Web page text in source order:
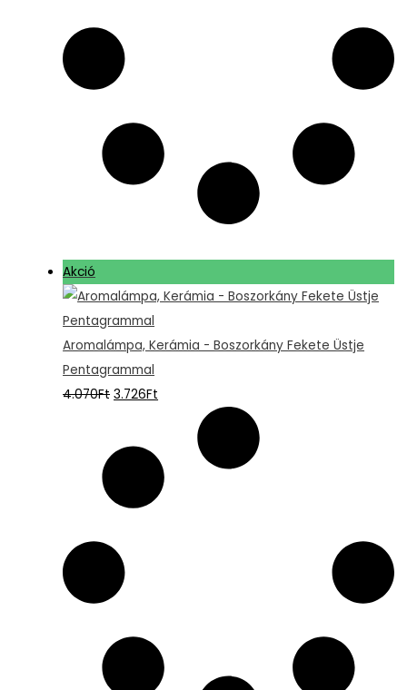
Akció
Aromalámpa, Kerámia - Boszorkány Fekete Üstje
Pentagrammal
4.070Ft 3.726Ft